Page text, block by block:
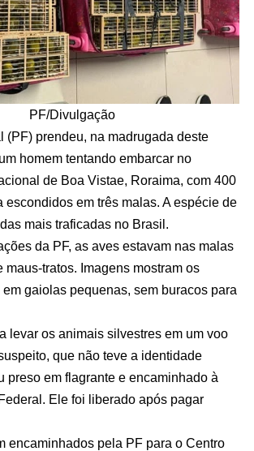
PF/Divulgação
(PF) prendeu, na madrugada deste
homem tentando embarcar no
de Boa Vistae, Roraima, com 400
escondidos em três malas. A espécie de
mais traficadas no Brasil.
da PF, as aves estavam nas malas
maus-tratos. Imagens mostram os
gaiolas pequenas, sem buracos para
levar os animais silvestres em um voo
que não teve a identidade
preso em flagrante e encaminhado à
Ele foi liberado após pagar
encaminhados pela PF para o Centro